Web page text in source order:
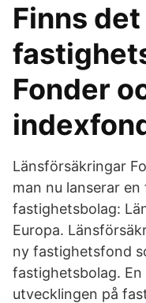
Finns
Fonder
Länsförsäkringar
man nu lanserar
fastighetsbolag:
Europa.
ny fastighetsfond
fastighetsbolag.
utvecklingen på